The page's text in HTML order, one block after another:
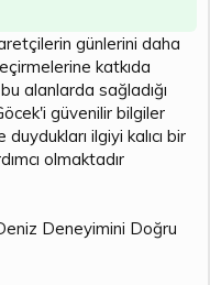
günlerini daha
katkıda
alanlarda sağladığı
güvenilir bilgiler
ilgiyi kalıcı bir
olmaktadır
Deneyimini Doğru